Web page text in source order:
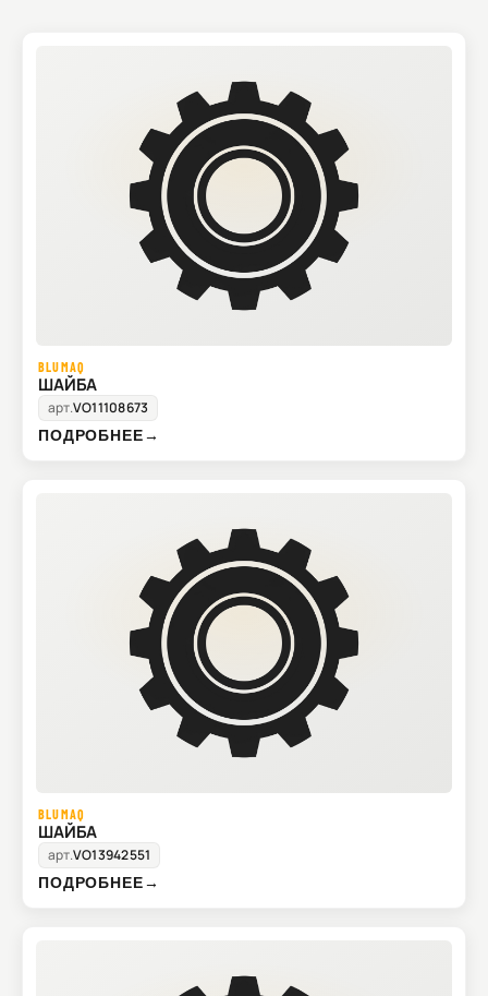
BLUMAQ
ШАЙБА
арт.VO11108673
ПОДРОБНЕЕ→
BLUMAQ
ШАЙБА
арт.VO13942551
ПОДРОБНЕЕ→